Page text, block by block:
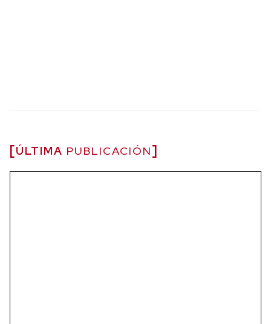
ÚLTIMA PUBLICACIÓN